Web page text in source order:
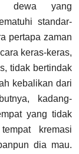
dewa yang
standar-
pertapa zaman
keras-keras,
tidak bertindak
kebalikan dari
kadang-
yang tidak
kremasi
dia mau.